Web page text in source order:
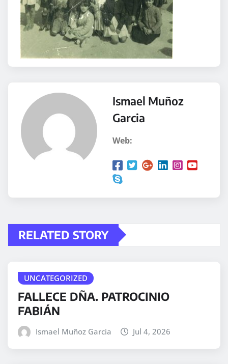
Ismael Muñoz
Garcia
Web:
RELATED STORY
UNCATEGORIZED
FALLECE DÑA. PATROCINIO
FABIÁN
Ismael Muñoz Garcia Jul 4, 2026